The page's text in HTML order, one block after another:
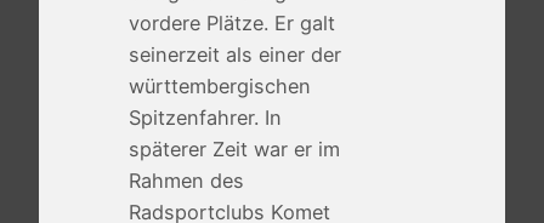
vordere Plätze. Er galt
seinerzeit als einer der
württembergischen
Spitzenfahrer. In
späterer Zeit war er im
Rahmen des
Radsportclubs Komet